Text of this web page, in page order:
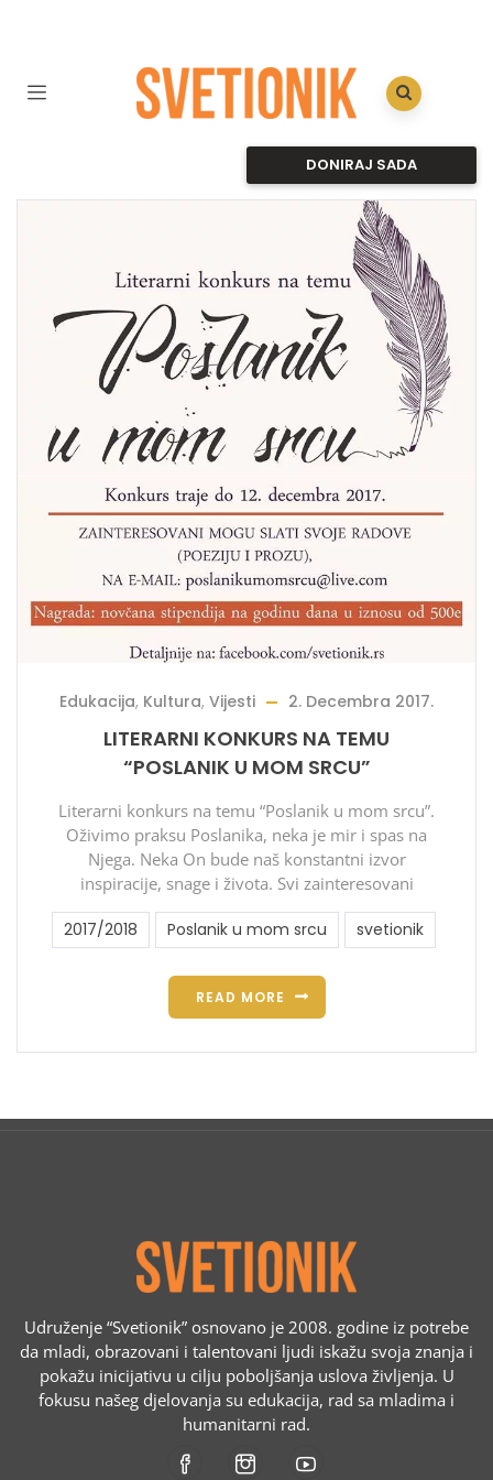
DONIRAJ SADA
Edukacija, Kultura, Vijesti 2. Decembra 2017.
LITERARNI KONKURS NA TEMU
“POSLANIK U MOM SRCU”
Literarni konkurs na temu “Poslanik u mom srcu”.
Oživimo praksu Poslanika, neka je mir i spas na
Njega. Neka On bude naš konstantni izvor
inspiracije, snage i života. Svi zainteresovani
2017/2018 Poslanik u mom srcu svetionik
READ MORE
Udruženje “Svetionik” osnovano je 2008. godine iz potrebe
da mladi, obrazovani i talentovani ljudi iskažu svoja znanja i
pokažu inicijativu u cilju poboljšanja uslova življenja. U
fokusu našeg djelovanja su edukacija, rad sa mladima i
humanitarni rad.